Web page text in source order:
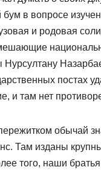
бум в вопросе
и родовая
Нурсултану
постах
и там нет
обычай
Там изданы
того, наши